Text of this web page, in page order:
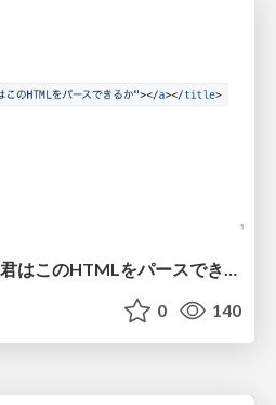
<title><a id="</title>君はこのHTMLをパースできるか"></a></title> #雑LT_study
0 140